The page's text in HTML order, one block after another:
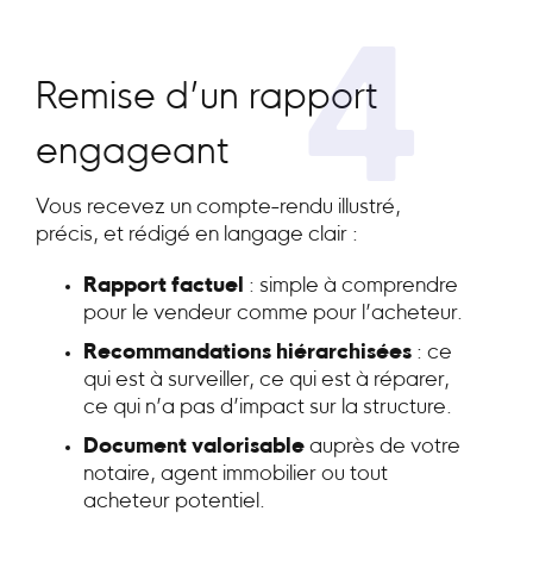
4
Remise d’un rapport
engageant
Vous recevez un compte-rendu illustré,
précis, et rédigé en langage clair :
Rapport factuel : simple à comprendre
pour le vendeur comme pour l’acheteur.
Recommandations hiérarchisées : ce
qui est à surveiller, ce qui est à réparer,
ce qui n’a pas d’impact sur la structure.
Document valorisable auprès de votre
notaire, agent immobilier ou tout
acheteur potentiel.